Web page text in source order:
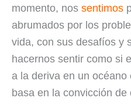
momento, nos sentimos
abrumados por los
vida, con sus desafíos y
hacernos sentir como si
a la deriva en un
basa en la convicción